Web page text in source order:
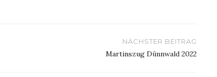
NÄCHSTER BEITRAG
Martinszug Dünnwald 2022